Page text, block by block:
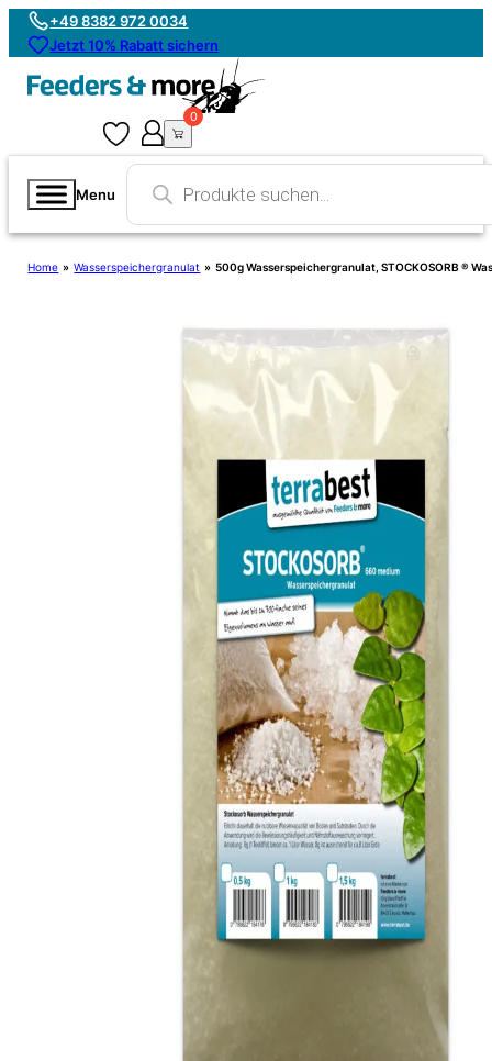
+49 8382 972 0034
Jetzt 10% Rabatt sichern
0
Menu
Products
search
Home » Wasserspeichergranulat » 500g Wasserspeichergranulat, STOCKOSORB ®